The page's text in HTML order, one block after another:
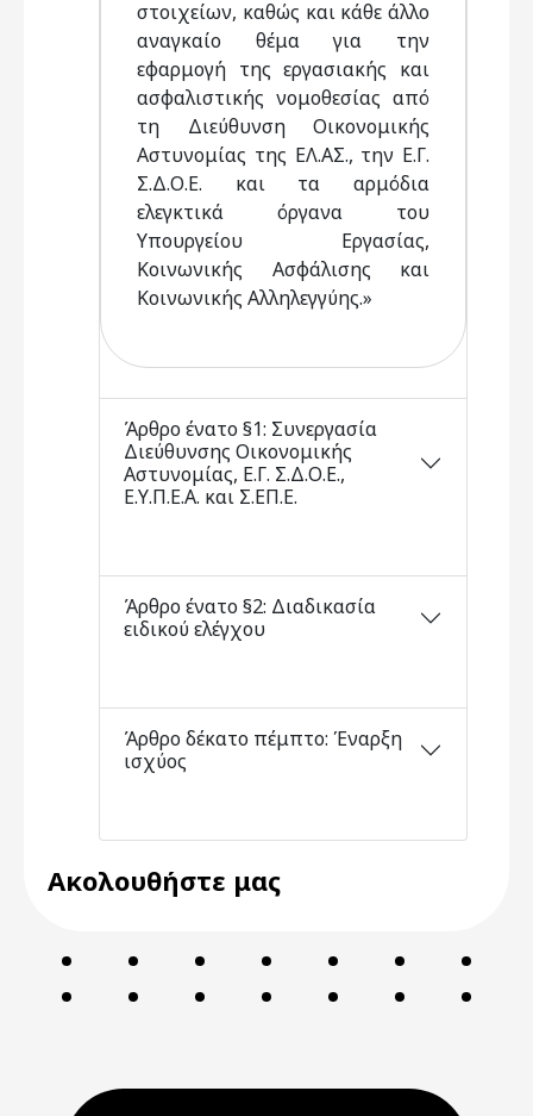
στοιχείων, καθώς και κάθε άλλο
αναγκαίο θέμα για την
εφαρμογή της εργασιακής και
ασφαλιστικής νομοθεσίας από
τη Διεύθυνση Οικονομικής
Αστυνομίας της ΕΛ.ΑΣ., την Ε.Γ.
Σ.Δ.Ο.Ε. και τα αρμόδια
ελεγκτικά όργανα του
Υπουργείου Εργασίας,
Κοινωνικής Ασφάλισης και
Κοινωνικής Αλληλεγγύης.»
Άρθρο ένατο §1: Συνεργασία
Διεύθυνσης Οικονομικής
Αστυνομίας, Ε.Γ. Σ.Δ.Ο.Ε.,
Ε.Υ.Π.Ε.Α. και Σ.ΕΠ.Ε.
Άρθρο ένατο §2: Διαδικασία
ειδικού ελέγχου
Άρθρο δέκατο πέμπτο: Έναρξη
ισχύος
Ακολουθήστε μας